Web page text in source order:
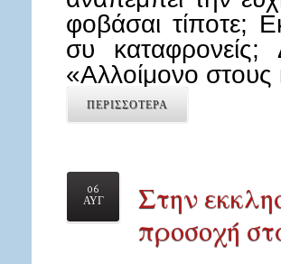
φοβάσαι τίποτε;
συ
«Αλλοίμονο
ΠΕΡΙΣΣΟΤΕΡΑ
06
ΑΥΓ
Στην
προσοχή